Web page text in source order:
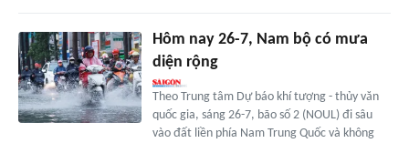
Hôm nay 26-7, Nam bộ có mưa
diện rộng
Theo Trung tâm Dự báo khí tượng - thủy văn
quốc gia, sáng 26-7, bão số 2 (NOUL) đi sâu
vào đất liền phía Nam Trung Quốc và không